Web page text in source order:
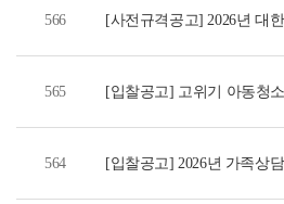
566 [사전규격공고] 2026년 대
565 [입찰공고] 고위기 아동청
564 [입찰공고] 2026년 가족상